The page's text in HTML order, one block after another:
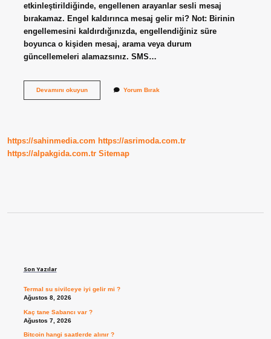
etkinleştirildiğinde, engellenen arayanlar sesli mesaj
bırakamaz. Engel kaldırınca mesaj gelir mi? Not: Birinin
engellemesini kaldırdığınızda, engellendiğiniz süre
boyunca o kişiden mesaj, arama veya durum
güncellemeleri alamazsınız. SMS…
Devamını okuyunEngelli
Yorum Bırak
https://sahinmedia.com https://asrimoda.com.tr
https://alpakgida.com.tr Sitemap
Son Yazılar
Termal su sivilceye iyi gelir mi ?
Ağustos 8, 2026
Kaç tane Sabancı var ?
Ağustos 7, 2026
Bitcoin hangi saatlerde alınır ?